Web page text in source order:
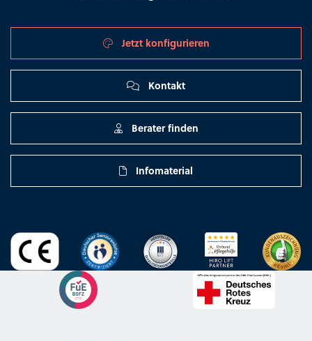
Jetzt konfigurieren
Kontakt
Berater finden
Infomaterial